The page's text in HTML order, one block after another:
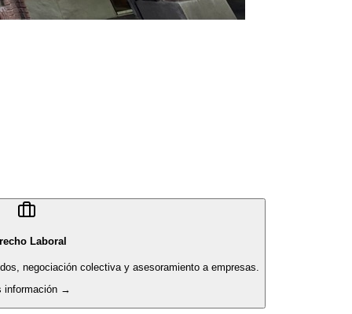
Laboral
negociación colectiva y asesoramiento a empresas.
información →